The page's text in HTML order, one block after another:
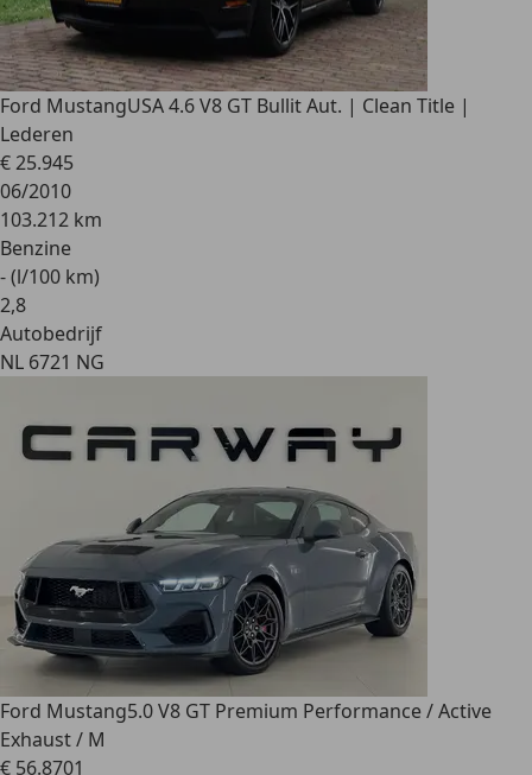
Ford MustangUSA 4.6 V8 GT Bullit Aut. | Clean Title |
Lederen
€ 25.945
06/2010
103.212 km
Benzine
- (l/100 km)
2,8
Autobedrijf
NL 6721 NG
Ford Mustang5.0 V8 GT Premium Performance / Active
Exhaust / M
€ 56.8701